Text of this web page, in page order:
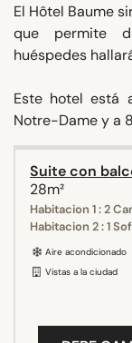
El Hôtel Baume
que permite
huéspedes
Este hotel está
Notre-Dame y a
Suite con
28m²
Habitacion 1 : 2
Habitacion 2 : 1
Aire acondicionado
Vistas a la ciudad